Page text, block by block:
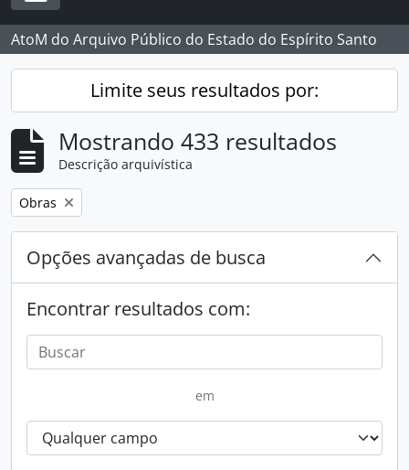
Toggle navigation
AtoM do Arquivo Público do Estado do Espírito Santo
Limite seus resultados por:
Mostrando 433 resultados
Descrição arquivística
Remover filtro:
Obras
Opções avançadas de busca
Encontrar resultados com:
em